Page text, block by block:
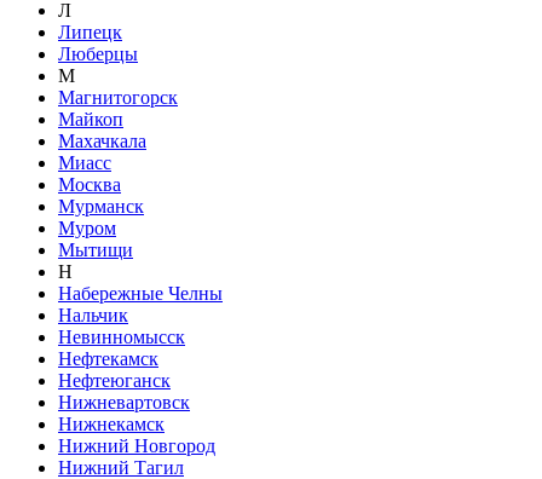
Л
Липецк
Люберцы
М
Магнитогорск
Майкоп
Махачкала
Миасс
Москва
Мурманск
Муром
Мытищи
Н
Набережные Челны
Нальчик
Невинномысск
Нефтекамск
Нефтеюганск
Нижневартовск
Нижнекамск
Нижний Новгород
Нижний Тагил